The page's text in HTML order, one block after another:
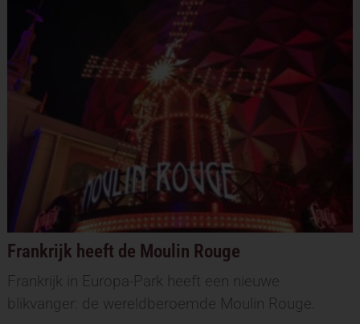
Frankrijk heeft de Moulin Rouge
Frankrijk in Europa-Park heeft een nieuwe
blikvanger: de wereldberoemde Moulin Rouge.